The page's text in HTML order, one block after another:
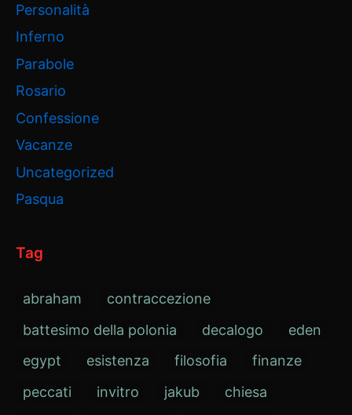
Personalità
Inferno
Parabole
Rosario
Confessione
Vacanze
Uncategorized
Pasqua
Tag
abraham
contraccezione
battesimo della polonia
decalogo
eden
egypt
esistenza filosofia
finanze
peccati
invitro jakub
chiesa